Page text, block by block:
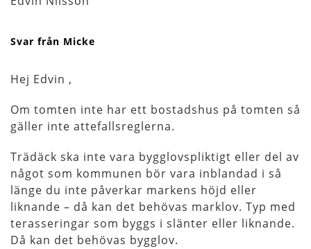
Svar från Micke
Hej Edvin ,
Om tomten inte har ett bostadshus på tomten så
gäller inte attefallsreglerna.
Trädäck ska inte vara bygglovspliktigt eller del av
något som kommunen bör vara inblandad i så
länge du inte påverkar markens höjd eller
liknande – då kan det behövas marklov. Typ med
terasseringar som byggs i slänter eller liknande.
Då kan det behövas bygglov.